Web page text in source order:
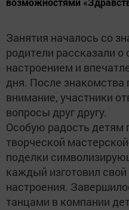
Занятия началось со
родители рассказали
настроением и
дня. После знакомства
внимание, участники
вопросы друг другу.
Особую радость детям
творческой
поделки
каждый изготовил
настроения.
танцами в компании